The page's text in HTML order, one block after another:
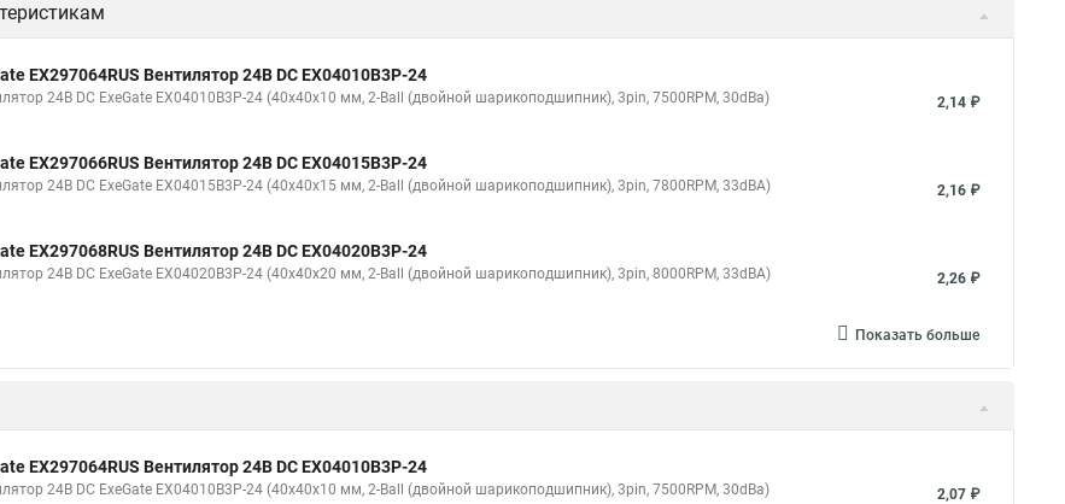
EX297064RUS Вентилятор 24В DC EX04010B3P-24
24В DC ExeGate EX04010B3P-24 (40x40x10 мм, 2-Ball (двойной шарикоподшипник), 3pin, 7500RPM, 30dBa) 2,14 ₽
EX297066RUS Вентилятор 24В DC EX04015B3P-24
24В DC ExeGate EX04015B3P-24 (40x40x15 мм, 2-Ball (двойной шарикоподшипник), 3pin, 7800RPM, 33dBA) 2,16 ₽
EX297068RUS Вентилятор 24В DC EX04020B3P-24
24В DC ExeGate EX04020B3P-24 (40x40x20 мм, 2-Ball (двойной шарикоподшипник), 3pin, 8000RPM, 33dBA) 2,26 ₽
Показать больше
EX297064RUS Вентилятор 24В DC EX04010B3P-24
24В DC ExeGate EX04010B3P-24 (40x40x10 мм, 2-Ball (двойной шарикоподшипник), 3pin, 7500RPM, 30dBa) 2,07 ₽